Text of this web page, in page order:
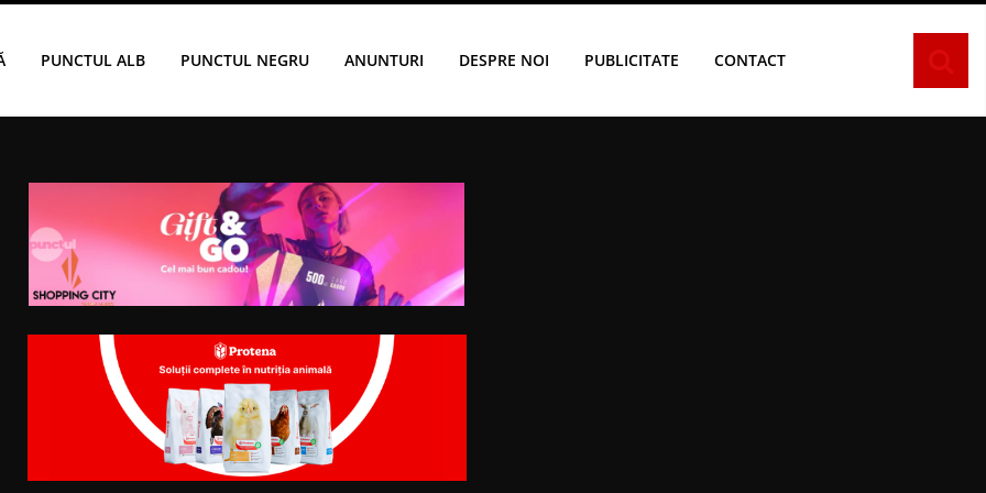
PUNCTUL ALB PUNCTUL NEGRU ANUNTURI DESPRE NOI PUBLICITATE CONTACT